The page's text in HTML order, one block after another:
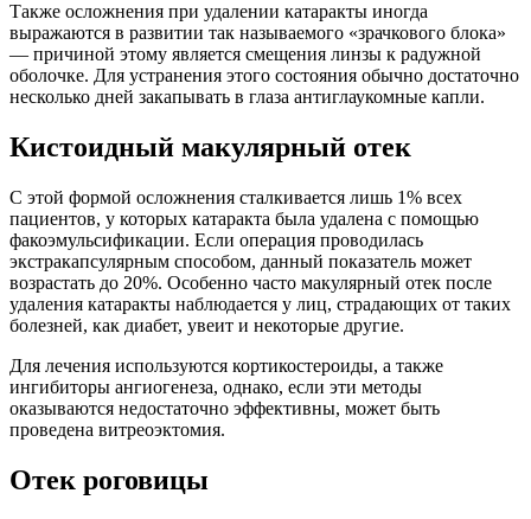
Также осложнения при удалении катаракты иногда
выражаются в развитии так называемого «зрачкового блока»
— причиной этому является смещения линзы к радужной
оболочке. Для устранения этого состояния обычно достаточно
несколько дней закапывать в глаза антиглаукомные капли.
Кистоидный макулярный отек
С этой формой осложнения сталкивается лишь 1% всех
пациентов, у которых катаракта была удалена с помощью
факоэмульсификации. Если операция проводилась
экстракапсулярным способом, данный показатель может
возрастать до 20%. Особенно часто макулярный отек после
удаления катаракты наблюдается у лиц, страдающих от таких
болезней, как диабет, увеит и некоторые другие.
Для лечения используются кортикостероиды, а также
ингибиторы ангиогенеза, однако, если эти методы
оказываются недостаточно эффективны, может быть
проведена витреоэктомия.
Отек роговицы